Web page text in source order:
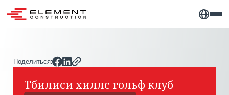
Поделиться:
Тбилиси хиллс гольф клуб